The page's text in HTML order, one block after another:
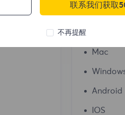
Mac
Android
IOS
联系我们获取
不再提醒